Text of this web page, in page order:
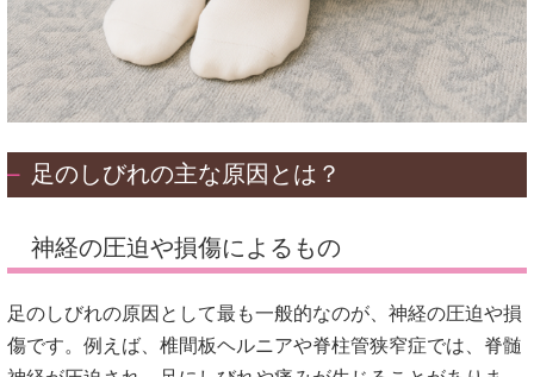
足のしびれの主な原因とは？
神経の圧迫や損傷によるもの
足のしびれの原因として最も一般的なのが、神経の圧迫や損
傷です。 例えば、椎間板ヘルニアや脊柱管狭窄症では、脊髄